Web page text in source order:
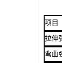
项目
拉伸
弯曲